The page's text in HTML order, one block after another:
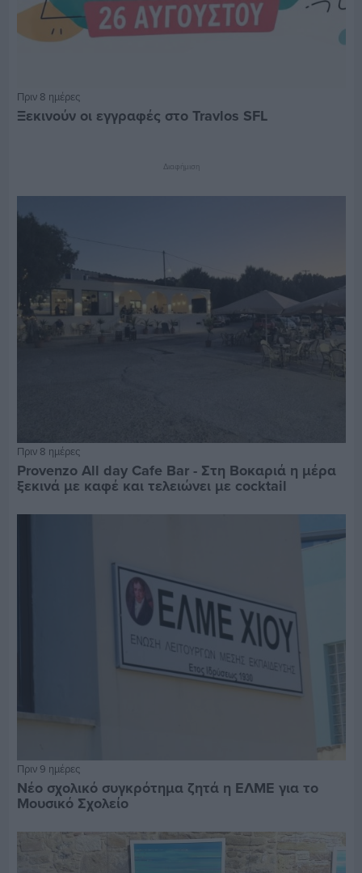
Πριν 8 ημέρες
Ξεκινούν οι εγγραφές στο Travlos SFL
Διαφήμιση
Πριν 8 ημέρες
Provenzo All day Cafe Bar - Στη Βοκαριά η μέρα
ξεκινά με καφέ και τελειώνει με cocktail
Πριν 9 ημέρες
Νέο σχολικό συγκρότημα ζητά η ΕΛΜΕ για το
Μουσικό Σχολείο